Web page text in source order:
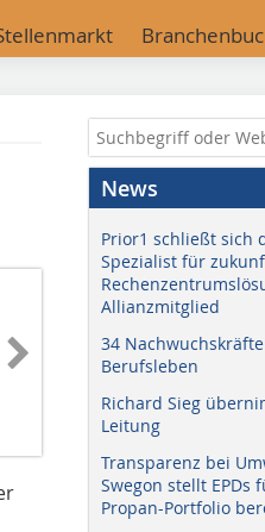
News
Prior1 schließt sich
Spezialist für
Allianzmitglied
34
Berufsleben
Richard Sieg
Leitung
Transparenz bei
Swegon stellt EPDs
Propan-Portfolio